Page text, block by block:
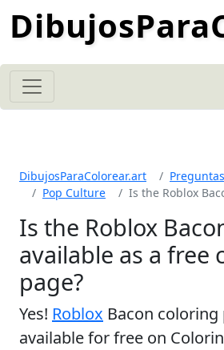
DibujosParaColorear.art
Pop Culture
Is the Roblox
Is the Roblox
available as a free
page?
Yes! Roblox Bacon coloring
available for free on